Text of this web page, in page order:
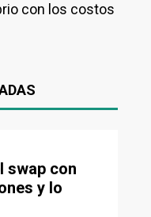
con los costos
swap con
y lo